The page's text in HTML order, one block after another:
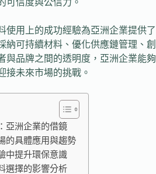
可信度與公信力。
使用上的成功經驗為亞洲企業提供了
納可持續材料、優化供應鏈管理、創
與品牌之間的透明度，亞洲企業能夠
接未來市場的挑戰。
亞洲企業的借鏡
的具體應用與趨勢
中提升環保意識
選擇的影響分析